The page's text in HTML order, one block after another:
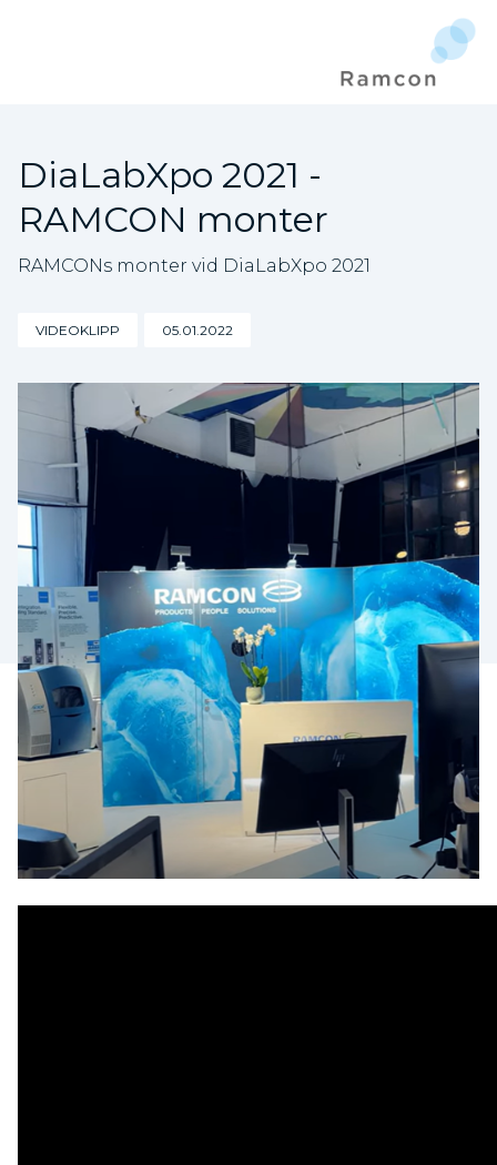
DiaLabXpo 2021 -
RAMCON monter
RAMCONs monter vid DiaLabXpo 2021
VIDEOKLIPP 05.01.2022